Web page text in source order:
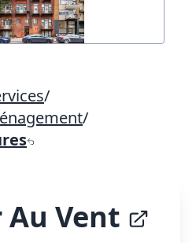
/
/
Au Vent